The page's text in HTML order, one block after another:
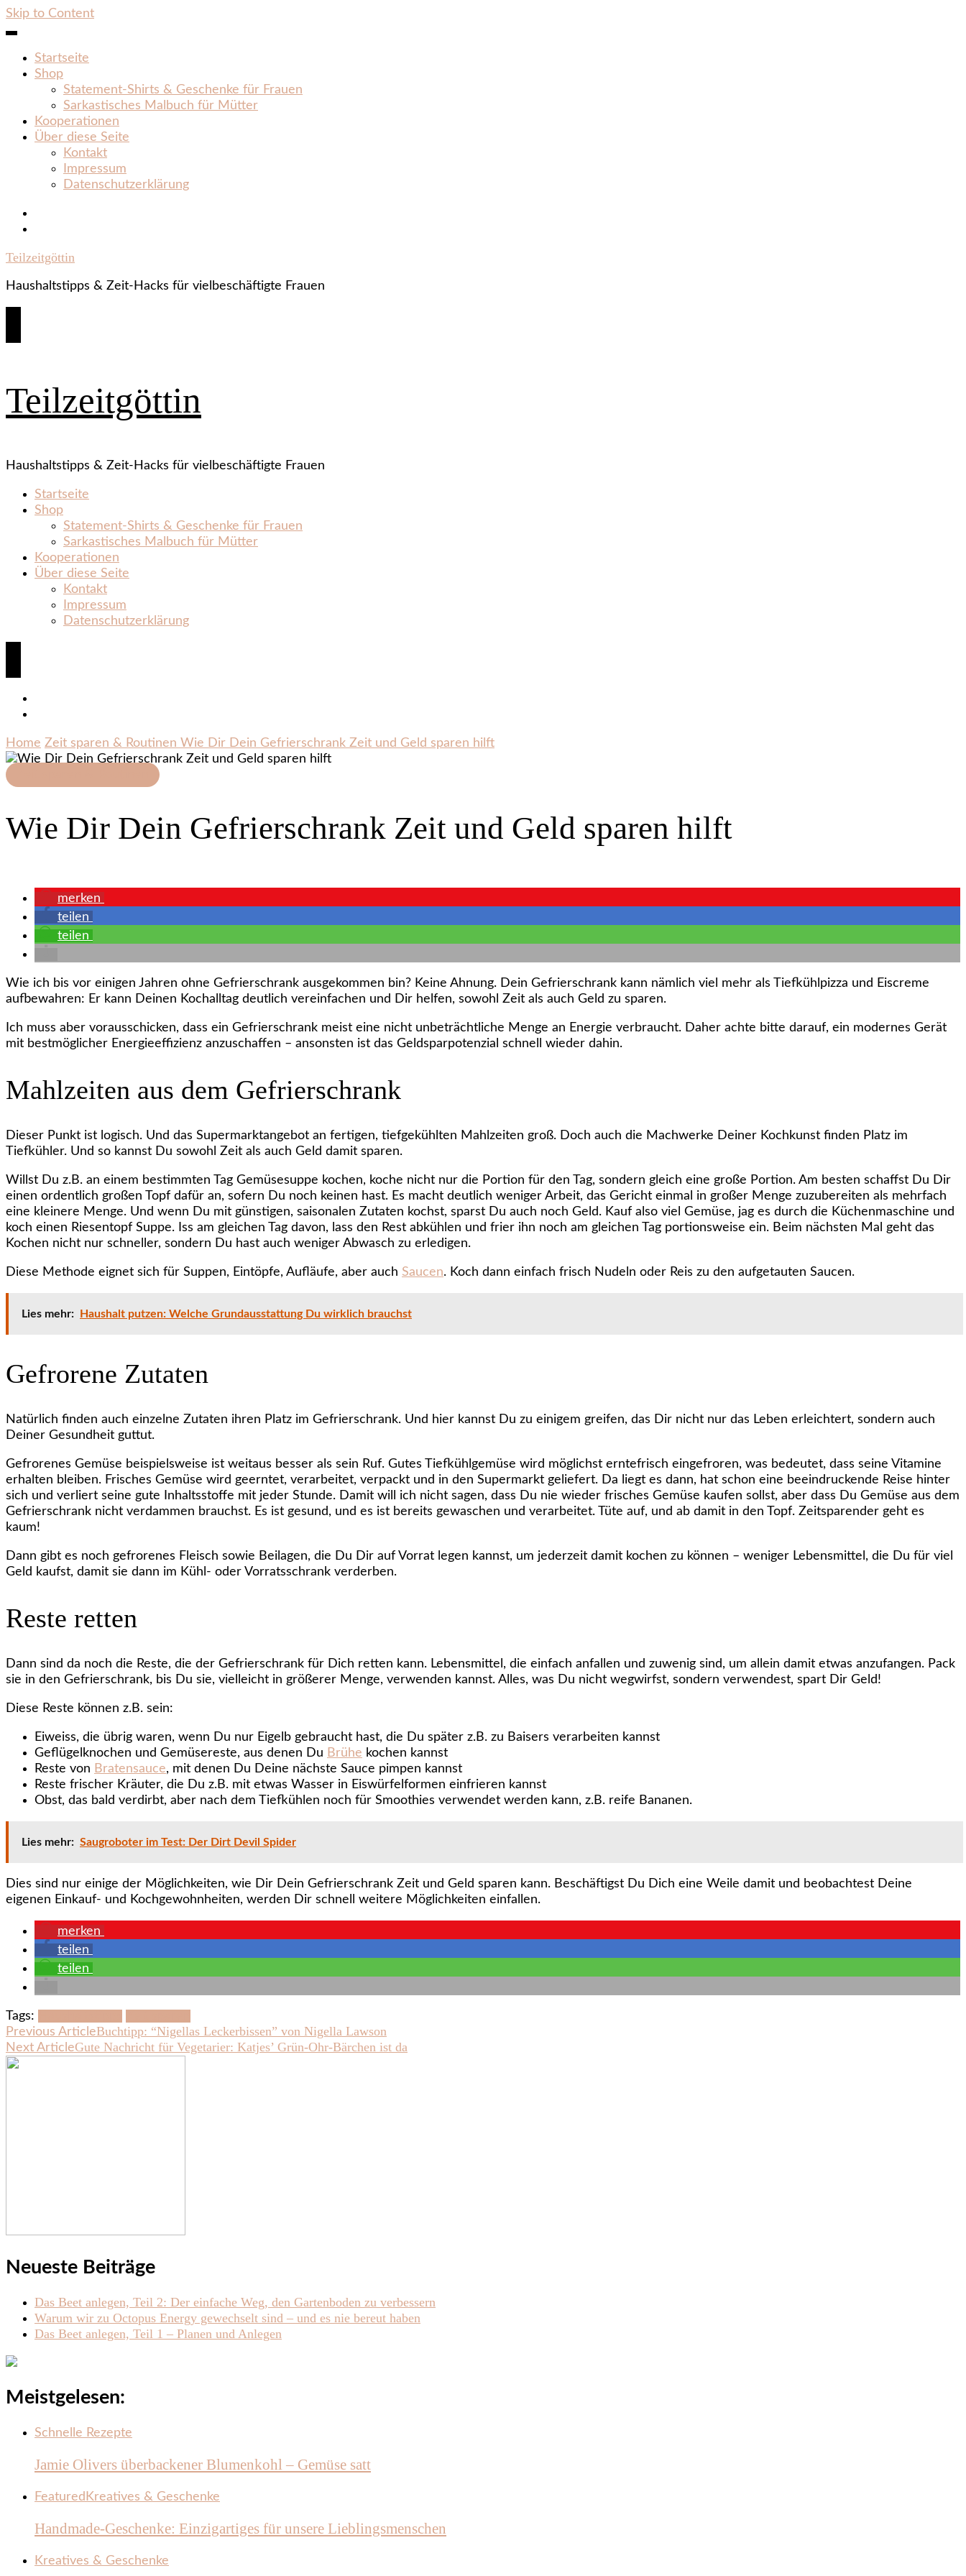
Skip to Content
Startseite
Shop
Statement‑Shirts & Geschenke für Frauen
Sarkastisches Malbuch für Mütter
Kooperationen
Über diese Seite
Kontakt
Impressum
Datenschutzerklärung
Teilzeitgöttin
Haushaltstipps & Zeit‑Hacks für vielbeschäftigte Frauen
Teilzeitgöttin
Haushaltstipps & Zeit‑Hacks für vielbeschäftigte Frauen
Startseite
Shop
Statement‑Shirts & Geschenke für Frauen
Sarkastisches Malbuch für Mütter
Kooperationen
Über diese Seite
Kontakt
Impressum
Datenschutzerklärung
Home Zeit sparen & Routinen Wie Dir Dein Gefrierschrank Zeit und Geld sparen hilft
Wie Dir Dein Gefrierschrank Zeit und Geld sparen hilft
merken
teilen
teilen
Wie ich bis vor einigen Jahren ohne Gefrierschrank ausgekommen bin? Keine Ahnung. Dein Gefrierschrank kann nämlich viel mehr als Tiefkühlpizza und Eiscreme
aufbewahren: Er kann Deinen Kochalltag deutlich vereinfachen und Dir helfen, sowohl Zeit als auch Geld zu sparen.
Ich muss aber vorausschicken, dass ein Gefrierschrank meist eine nicht unbeträchtliche Menge an Energie verbraucht. Daher achte bitte darauf, ein modernes Gerät
mit bestmöglicher Energieeffizienz anzuschaffen – ansonsten ist das Geldsparpotenzial schnell wieder dahin.
Mahlzeiten aus dem Gefrierschrank
Dieser Punkt ist logisch. Und das Supermarktangebot an fertigen, tiefgekühlten Mahlzeiten groß. Doch auch die Machwerke Deiner Kochkunst finden Platz im
Tiefkühler. Und so kannst Du sowohl Zeit als auch Geld damit sparen.
Willst Du z.B. an einem bestimmten Tag Gemüsesuppe kochen, koche nicht nur die Portion für den Tag, sondern gleich eine große Portion. Am besten schaffst Du Dir
einen ordentlich großen Topf dafür an, sofern Du noch keinen hast. Es macht deutlich weniger Arbeit, das Gericht einmal in großer Menge zuzubereiten als mehrfach
eine kleinere Menge. Und wenn Du mit günstigen, saisonalen Zutaten kochst, sparst Du auch noch Geld. Kauf also viel Gemüse, jag es durch die Küchenmaschine und
koch einen Riesentopf Suppe. Iss am gleichen Tag davon, lass den Rest abkühlen und frier ihn noch am gleichen Tag portionsweise ein. Beim nächsten Mal geht das
Kochen nicht nur schneller, sondern Du hast auch weniger Abwasch zu erledigen.
Diese Methode eignet sich für Suppen, Eintöpfe, Aufläufe, aber auch Saucen. Koch dann einfach frisch Nudeln oder Reis zu den aufgetauten Saucen.
Lies mehr: Haushalt putzen: Welche Grundausstattung Du wirklich brauchst
Gefrorene Zutaten
Natürlich finden auch einzelne Zutaten ihren Platz im Gefrierschrank. Und hier kannst Du zu einigem greifen, das Dir nicht nur das Leben erleichtert, sondern auch
Deiner Gesundheit guttut.
Gefrorenes Gemüse beispielsweise ist weitaus besser als sein Ruf. Gutes Tiefkühlgemüse wird möglichst erntefrisch eingefroren, was bedeutet, dass seine Vitamine
erhalten bleiben. Frisches Gemüse wird geerntet, verarbeitet, verpackt und in den Supermarkt geliefert. Da liegt es dann, hat schon eine beeindruckende Reise hinter
sich und verliert seine gute Inhaltsstoffe mit jeder Stunde. Damit will ich nicht sagen, dass Du nie wieder frisches Gemüse kaufen sollst, aber dass Du Gemüse aus dem
Gefrierschrank nicht verdammen brauchst. Es ist gesund, und es ist bereits gewaschen und verarbeitet. Tüte auf, und ab damit in den Topf. Zeitsparender geht es
kaum!
Dann gibt es noch gefrorenes Fleisch sowie Beilagen, die Du Dir auf Vorrat legen kannst, um jederzeit damit kochen zu können – weniger Lebensmittel, die Du für viel
Geld kaufst, damit sie dann im Kühl- oder Vorratsschrank verderben.
Reste retten
Dann sind da noch die Reste, die der Gefrierschrank für Dich retten kann. Lebensmittel, die einfach anfallen und zuwenig sind, um allein damit etwas anzufangen. Pack
sie in den Gefrierschrank, bis Du sie, vielleicht in größerer Menge, verwenden kannst. Alles, was Du nicht wegwirfst, sondern verwendest, spart Dir Geld!
Diese Reste können z.B. sein:
Eiweiss, die übrig waren, wenn Du nur Eigelb gebraucht hast, die Du später z.B. zu Baisers verarbeiten kannst
Geflügelknochen und Gemüsereste, aus denen Du Brühe kochen kannst
Reste von Bratensauce, mit denen Du Deine nächste Sauce pimpen kannst
Reste frischer Kräuter, die Du z.B. mit etwas Wasser in Eiswürfelformen einfrieren kannst
Obst, das bald verdirbt, aber nach dem Tiefkühlen noch für Smoothies verwendet werden kann, z.B. reife Bananen.
Lies mehr: Saugroboter im Test: Der Dirt Devil Spider
Dies sind nur einige der Möglichkeiten, wie Dir Dein Gefrierschrank Zeit und Geld sparen kann. Beschäftigst Du Dich eine Weile damit und beobachtest Deine
eigenen Einkauf- und Kochgewohnheiten, werden Dir schnell weitere Möglichkeiten einfallen.
merken
teilen
teilen
Tags:
Post
Navigation
Previous ArticleBuchtipp: “Nigellas Leckerbissen” von Nigella Lawson
Next ArticleGute Nachricht für Vegetarier: Katjes’ Grün-Ohr-Bärchen ist da
Neueste Beiträge
Das Beet anlegen, Teil 2: Der einfache Weg, den Gartenboden zu verbessern
Warum wir zu Octopus Energy gewechselt sind – und es nie bereut haben
Das Beet anlegen, Teil 1 – Planen und Anlegen
Meistgelesen:
Schnelle Rezepte
Jamie Olivers überbackener Blumenkohl – Gemüse satt
Featured Kreatives & Geschenke
Handmade-Geschenke: Einzigartiges für unsere Lieblingsmenschen
Kreatives & Geschenke